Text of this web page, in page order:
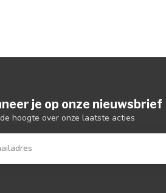
je op onze nieuwsbrief
hoogte over onze laatste acties